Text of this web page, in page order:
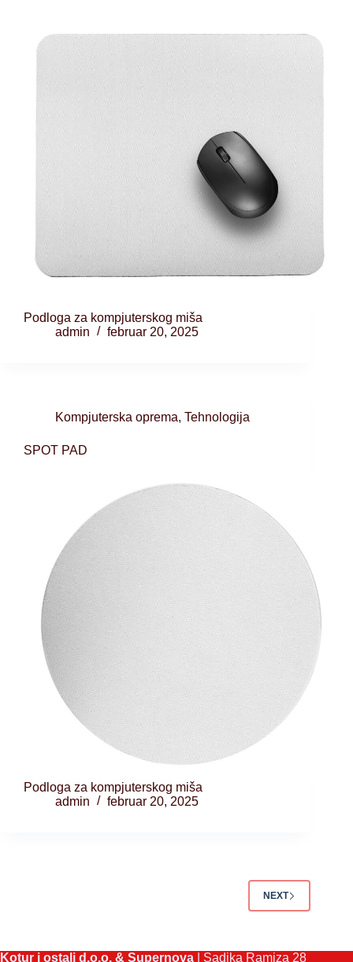
Podloga za kompjuterskog miša
admin
februar 20, 2025
Kompjuterska oprema, Tehnologija
SPOT PAD
Podloga za kompjuterskog miša
admin
februar 20, 2025
NEXT
Kotur i ostali d.o.o. & Supernova | Sadika Ramiza 28